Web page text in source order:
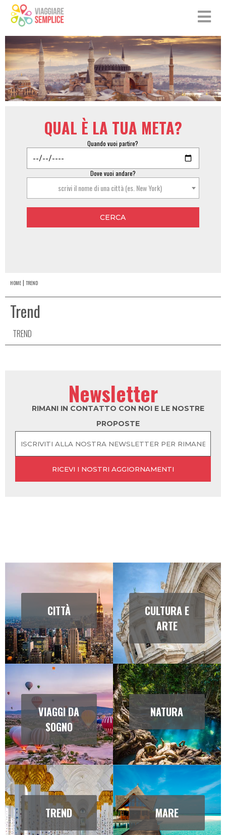
QUAL È LA TUA META?
Quando vuoi partire?
Dove vuoi andare?
scrivi il nome di una città (es. New York)
HOME TREND
Trend
TREND
Newsletter
RIMANI IN CONTATTO CON NOI E LE NOSTRE
PROPOSTE
CITTÀ
CULTURA E
ARTE
VIAGGI DA
SOGNO
NATURA
TREND MARE